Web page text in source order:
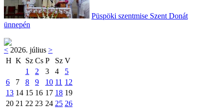
Püspöki szentmise Szent Donát
ünnepén
< 2026. július >
H K Sz Cs P Sz V
1
2 3 4
5
6
7 8 9 10 11 12
13 14 15 16 17 18 19
20 21 22 23 24 25 26